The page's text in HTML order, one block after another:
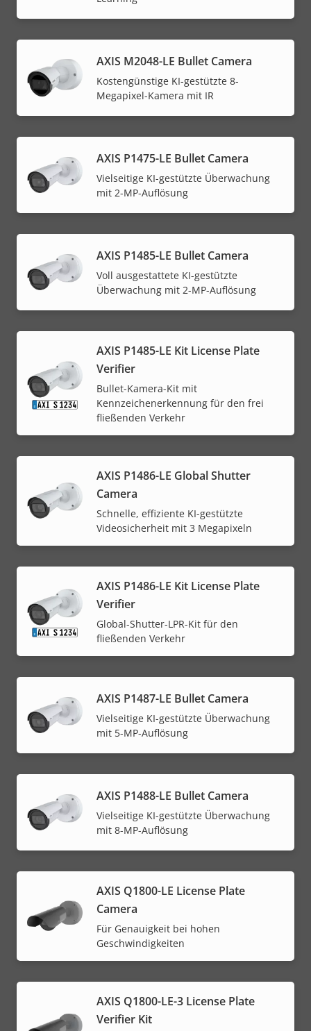
AXIS M2048-LE Bullet Camera
Kostengünstige KI-gestützte 8-
Megapixel-Kamera mit IR
AXIS P1475-LE Bullet Camera
Vielseitige KI-gestützte Überwachung
mit 2-MP-Auflösung
AXIS P1485-LE Bullet Camera
Voll ausgestattete KI-gestützte
Überwachung mit 2-MP-Auflösung
AXIS P1485-LE Kit License Plate
Verifier
Bullet-Kamera-Kit mit
Kennzeichenerkennung für den frei
fließenden Verkehr
AXIS P1486-LE Global Shutter
Camera
Schnelle, effiziente KI-gestützte
Videosicherheit mit 3 Megapixeln
AXIS P1486-LE Kit License Plate
Verifier
Global-Shutter-LPR-Kit für den
fließenden Verkehr
AXIS P1487-LE Bullet Camera
Vielseitige KI-gestützte Überwachung
mit 5-MP-Auflösung
AXIS P1488-LE Bullet Camera
Vielseitige KI-gestützte Überwachung
mit 8-MP-Auflösung
AXIS Q1800-LE License Plate
Camera
Für Genauigkeit bei hohen
Geschwindigkeiten
AXIS Q1800-LE-3 License Plate
Verifier Kit